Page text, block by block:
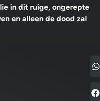
in dit ruige, ongerepte
en alleen de dood zal